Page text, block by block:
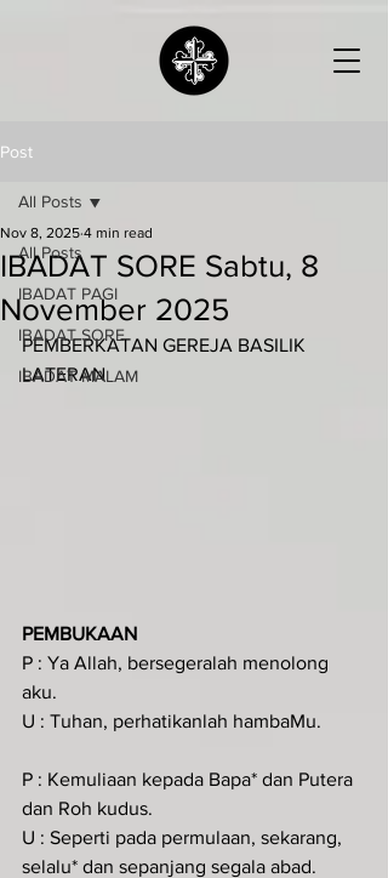
Post
All Posts
IBADAT PAGI
IBADAT SORE
IBADAT MALAM
All Posts
IBADAT SORE Sabtu, 8
November 2025
Nov 8, 2025 4 min read
PEMBERKATAN GEREJA BASILIK
LATERAN
PEMBUKAAN
P : Ya Allah, bersegeralah menolong
aku.
U : Tuhan, perhatikanlah hambaMu.
P : Kemuliaan kepada Bapa* dan Putera
dan Roh kudus.
U : Seperti pada permulaan, sekarang,
selalu* dan sepanjang segala abad.